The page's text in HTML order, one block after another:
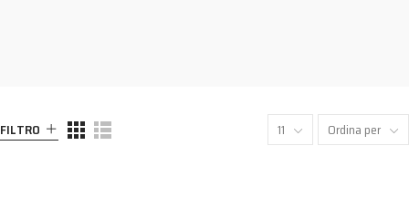
FILTRO 11 Ordina per